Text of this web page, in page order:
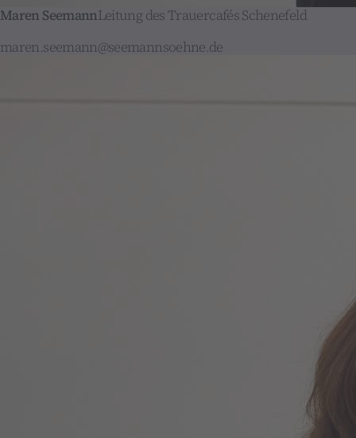
Maren SeemannLeitung des Trauercafés Schenefeld
maren.seemann@seemannsoehne.de